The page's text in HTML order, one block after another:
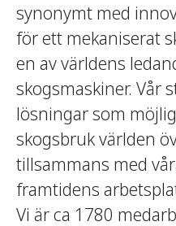
synonymt med
för ett mekaniserat
en av världens
skogsmaskiner. Vår
lösningar som
skogsbruk världen
tillsammans med
framtidens
Vi är ca 1780